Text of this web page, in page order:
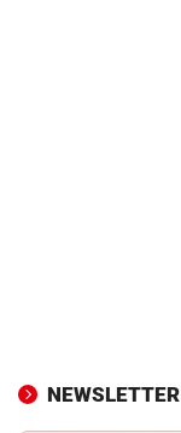
NEWSLETTER